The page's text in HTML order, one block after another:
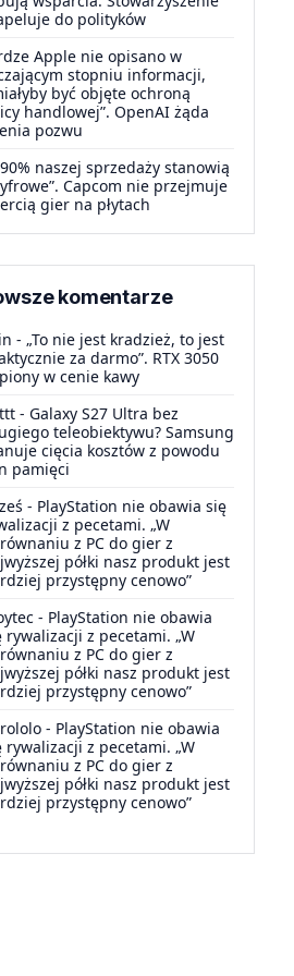
do polityków
Apple nie opisano w
stopniu informacji,
być objęte ochroną
handlowej”. OpenAI żąda
pozwu
90% naszej sprzedaży stanowią
Capcom nie przejmuje
gier na płytach
komentarze
- „To nie jest kradzież, to jest
za darmo”. RTX 3050
w cenie kawy
- Galaxy S27 Ultra bez
teleobiektywu? Samsung
cięcia kosztów z powodu
pamięci
- PlayStation nie obawia się
z pecetami. „W
z PC do gier z
półki nasz produkt jest
przystępny cenowo”
- PlayStation nie obawia
rywalizacji z pecetami. „W
z PC do gier z
półki nasz produkt jest
przystępny cenowo”
- PlayStation nie obawia
rywalizacji z pecetami. „W
z PC do gier z
półki nasz produkt jest
przystępny cenowo”